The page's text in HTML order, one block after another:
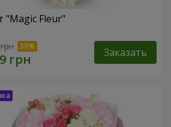
"Magic Fleur"
Заказать